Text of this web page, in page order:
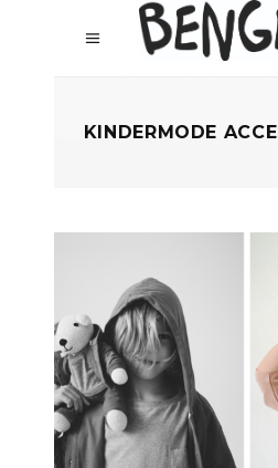
KINDERMODE